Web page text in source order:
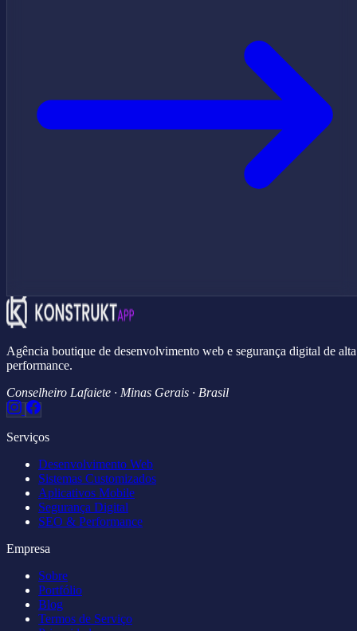
Agência boutique de desenvolvimento web e segurança digital de alta
performance.
Conselheiro Lafaiete · Minas Gerais · Brasil
Serviços
Desenvolvimento Web
Sistemas Customizados
Aplicativos Mobile
Segurança Digital
SEO & Performance
Empresa
Sobre
Portfólio
Blog
Termos de Serviço